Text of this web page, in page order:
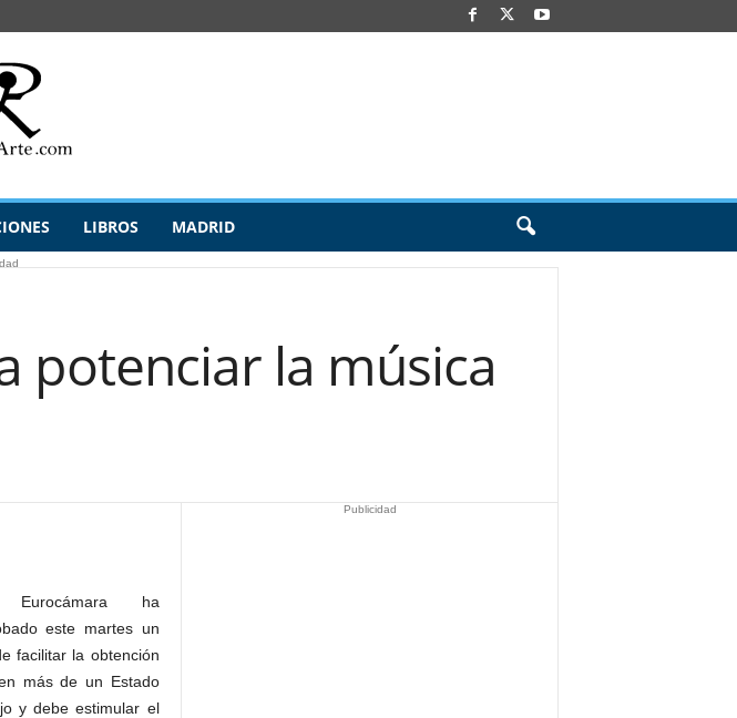
LIBROS MADRID
potenciar la música
ha
este martes un
facilitar la obtención
más de un Estado
y debe estimular el
Publicidad